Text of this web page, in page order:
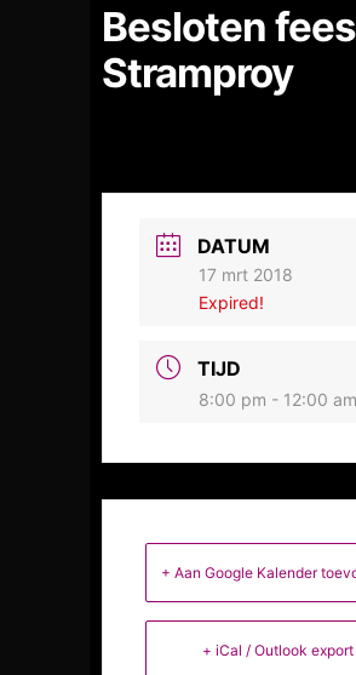
Besloten
Stramproy
DATUM
17 mrt 2018
Expired!
TIJD
8:00 pm - 12:00 am
+ Aan Google Kalender
+ iCal / Outlook export